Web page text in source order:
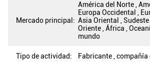
Mercado principal:
América del Norte ,
Europa Occidental ,
Asia Oriental ,
Oriente , África ,
mundo
Tipo de actividad: Fabricante , compañía